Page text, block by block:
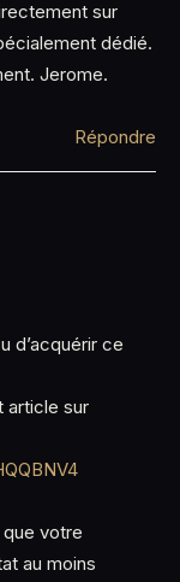
sur
dédié.
Jerome.
Répondre
d’acquérir ce
article sur
votre
au moins